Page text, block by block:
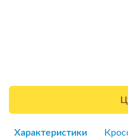
Характеристики